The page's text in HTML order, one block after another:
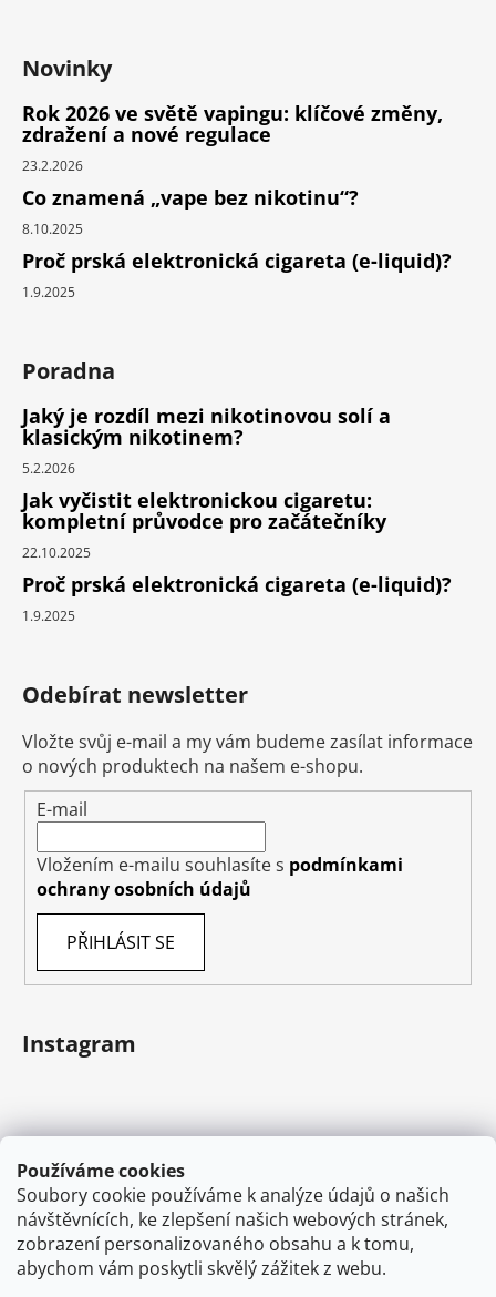
Používáme cookies
Soubory cookie používáme k analýze údajů o našich
návštěvnících, ke zlepšení našich webových stránek,
zobrazení personalizovaného obsahu a k tomu,
abychom vám poskytli skvělý zážitek z webu.
Novinky
Rok 2026 ve světě vapingu: klíčové změny,
zdražení a nové regulace
23.2.2026
Co znamená „vape bez nikotinu“?
8.10.2025
Proč prská elektronická cigareta (e-liquid)?
1.9.2025
Poradna
Jaký je rozdíl mezi nikotinovou solí a
klasickým nikotinem?
5.2.2026
Jak vyčistit elektronickou cigaretu:
kompletní průvodce pro začátečníky
22.10.2025
Proč prská elektronická cigareta (e-liquid)?
1.9.2025
Odebírat newsletter
Vložte svůj e-mail a my vám budeme zasílat informace
o nových produktech na našem e-shopu.
E-mail
Vložením e-mailu souhlasíte s podmínkami
ochrany osobních údajů
PŘIHLÁSIT SE
Instagram
Sledovat na Instagramu